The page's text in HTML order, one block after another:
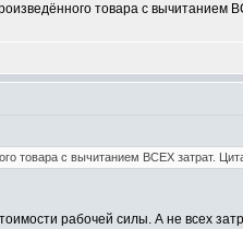
товара с
товара с вычитанием ВСЕХ затрат.
рабочей силы. А не всех